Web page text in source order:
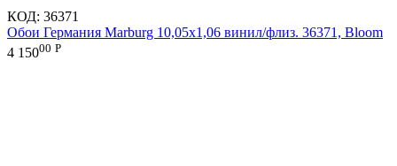
КОД: 36371
Обои Германия Marburg 10,05x1,06 винил/флиз. 36371, Bloom
4 15000 Р